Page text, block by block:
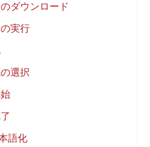
ダウンロード
実行
選択
語化